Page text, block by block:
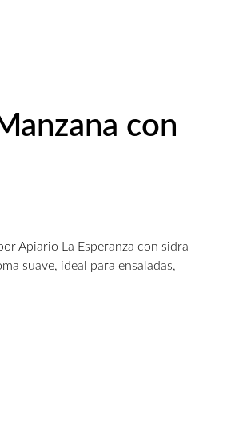
con
Apiario La Esperanza con sidra
suave, ideal para ensaladas,